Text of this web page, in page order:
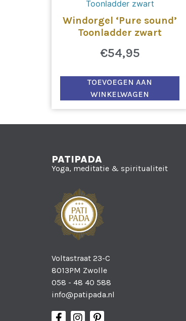
Windorgel ‘Pure sound’
Toonladder zwart
€54,95
TOEVOEGEN AAN
WINKELWAGEN
PATIPADA
Yoga, meditatie & spiritualiteit
Voltastraat 23-C
8013PM Zwolle
058 - 48 40 588
info@patipada.nl